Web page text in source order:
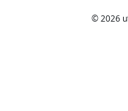
© 2026